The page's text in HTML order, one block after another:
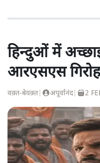
हिन्दुओं में
आरएसएस गिरोह
वक़्त-बेवक़्त अपूर्वानंद| 2